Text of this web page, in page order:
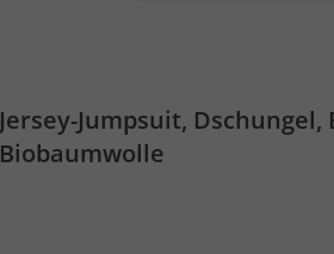
Jersey-Jumpsuit, Dschungel,
Biobaumwolle